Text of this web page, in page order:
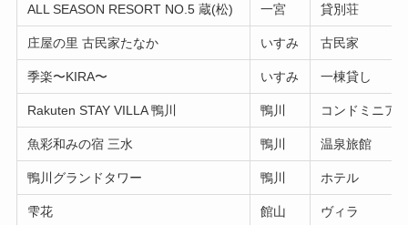
ALL SEASON RESORT NO.5 蔵(松) 一宮 貸別荘
庄屋の里 古民家たなか いすみ 古民家
季楽〜KIRA〜 いすみ 一棟貸し
Rakuten STAY VILLA 鴨川 鴨川 コンドミニア
魚彩和みの宿 三水 鴨川 温泉旅館
鴨川グランドタワー 鴨川 ホテル
雫花 館山 ヴィラ